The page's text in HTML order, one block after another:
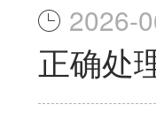
2026-
正确处